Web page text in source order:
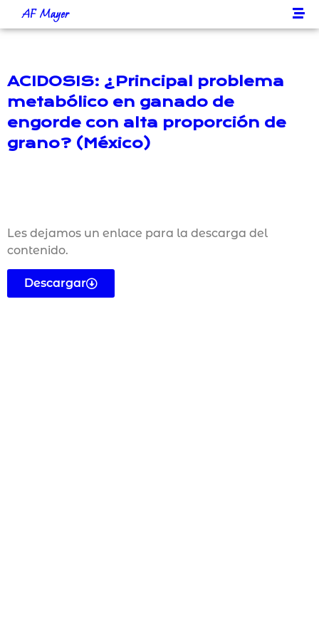
AF Mayer
ACIDOSIS: ¿Principal problema
metabólico en ganado de
engorde con alta proporción de
grano? (México)
Les dejamos un enlace para la descarga del
contenido.
Descargar